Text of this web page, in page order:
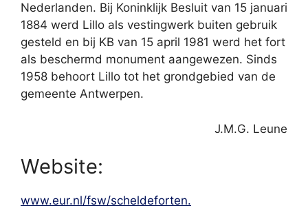
Nederlanden. Bij Koninklijk Besluit van 15 januari
1884 werd Lillo als vestingwerk buiten gebruik
gesteld en bij KB van 15 april 1981 werd het fort
als beschermd monument aangewezen. Sinds
1958 behoort Lillo tot het grondgebied van de
gemeente Antwerpen.
J.M.G. Leune
Website:
www.eur.nl/fsw/scheldeforten.